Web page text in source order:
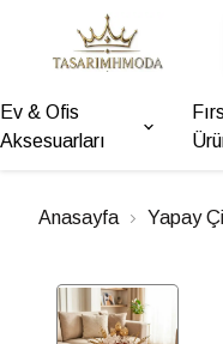
Ev & Ofis
Aksesuarları
Anasayfa Yapay